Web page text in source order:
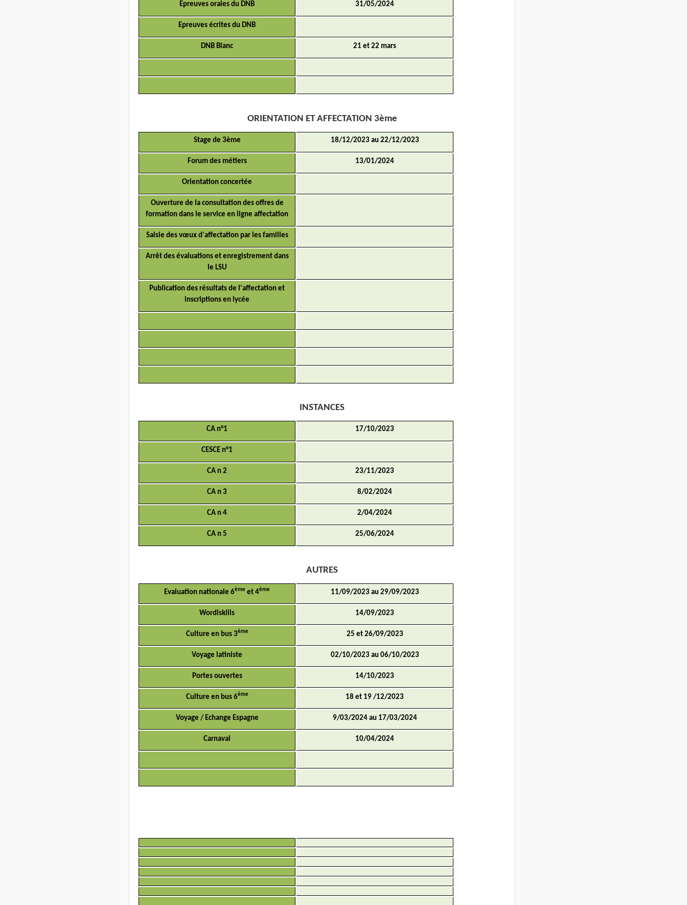
Epreuves orales du DNB 31/05/2024
Epreuves écrites du DNB
DNB Blanc 21 et 22 mars
ORIENTATION ET AFFECTATION 3ème
Stage de 3ème 18/12/2023 au 22/12/2023
Forum des métiers 13/01/2024
Orientation concertée
Ouverture de la consultation des offres de
formation dans le service en ligne affectation
Saisie des vœux d'affectation par les familles
Arrêt des évaluations et enregistrement dans
le LSU
Publication des résultats de l'affectation et
inscriptions en lycée
INSTANCES
CA n°1 17/10/2023
CESCE n°1
CA n 2 23/11/2023
CA n 3 8/02/2024
CA n 4 2/04/2024
CA n 5 25/06/2024
AUTRES
Evaluation nationale 6ème et 4ème 11/09/2023 au 29/09/2023
Wordlskills 14/09/2023
Culture en bus 3ème 25 et 26/09/2023
Voyage latiniste 02/10/2023 au 06/10/2023
Portes ouvertes 14/10/2023
Culture en bus 6ème 18 et 19 /12/2023
Voyage / Echange Espagne 9/03/2024 au 17/03/2024
Carnaval 10/04/2024